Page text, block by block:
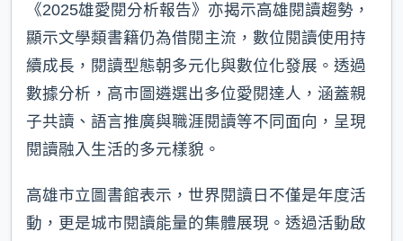
《2025雄愛閱分析報告》亦揭示高雄閱讀趨勢，
顯示文學類書籍仍為借閱主流，數位閱讀使用持
續成長，閱讀型態朝多元化與數位化發展。透過
數據分析，高市圖遴選出多位愛閱達人，涵蓋親
子共讀、語言推廣與職涯閱讀等不同面向，呈現
閱讀融入生活的多元樣貌。
高雄市立圖書館表示，世界閱讀日不僅是年度活
動，更是城市閱讀能量的集體展現。透過活動啟